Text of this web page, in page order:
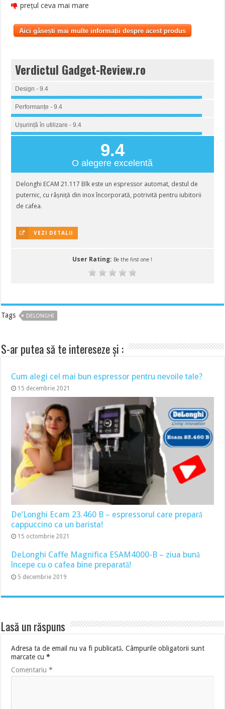
prețul ceva mai mare
Aici găsești mai multe informații despre acest produs
Verdictul Gadget-Review.ro
Design - 9.4
Performanțe - 9.4
Ușurință în utilizare - 9.4
9.4
O alegere excelentă
Delonghi ECAM 21.117 Blk este un espressor automat, destul de
puternic, cu râșniță din inox încorporată, potrivită pentru iubitorii
de cafea.
VEZI DETALII
User Rating: Be the first one !
Tags DELONGHI
S-ar putea să te intereseze și :
Cum alegi cel mai bun espressor pentru nevoile tale?
15 decembrie 2021
De’Longhi Ecam 23.460 B – espressorul care prepară
cappuccino ca un barista!
15 octombrie 2021
DeLonghi Caffe Magnifica ESAM4000-B – ziua bună
începe cu o cafea bine preparată!
5 decembrie 2019
Lasă un răspuns
Adresa ta de email nu va fi publicată. Câmpurile obligatorii sunt
marcate cu*
Comentariu*